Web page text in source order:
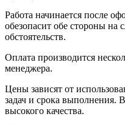
Работа начинается после
обезопасит обе стороны на
обстоятельств.
Оплата производится
менеджера.
Цены зависят от
задач и срока выполнения.
высокого качества.